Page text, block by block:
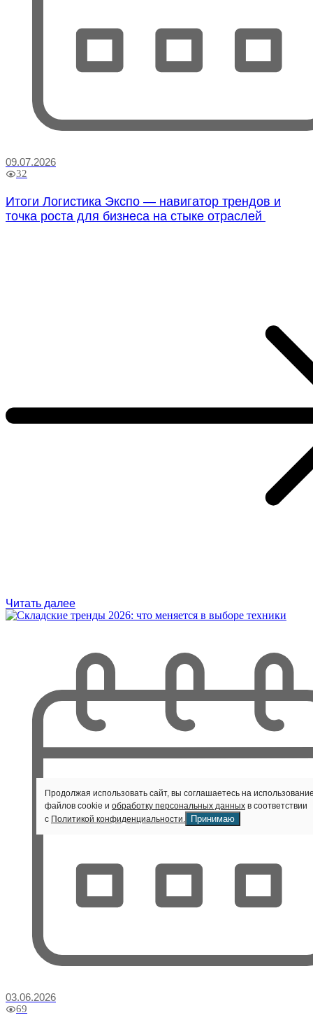
09.07.2026
32
Итоги Логистика Экспо — навигатор трендов и
точка роста для бизнеса на стыке отраслей
Читать далее
03.06.2026
69
Продолжая использовать сайт, вы соглашаетесь на
файлов cookie и обработку персональных данных в соответствии
с Политикой конфиденциальности. Принимаю